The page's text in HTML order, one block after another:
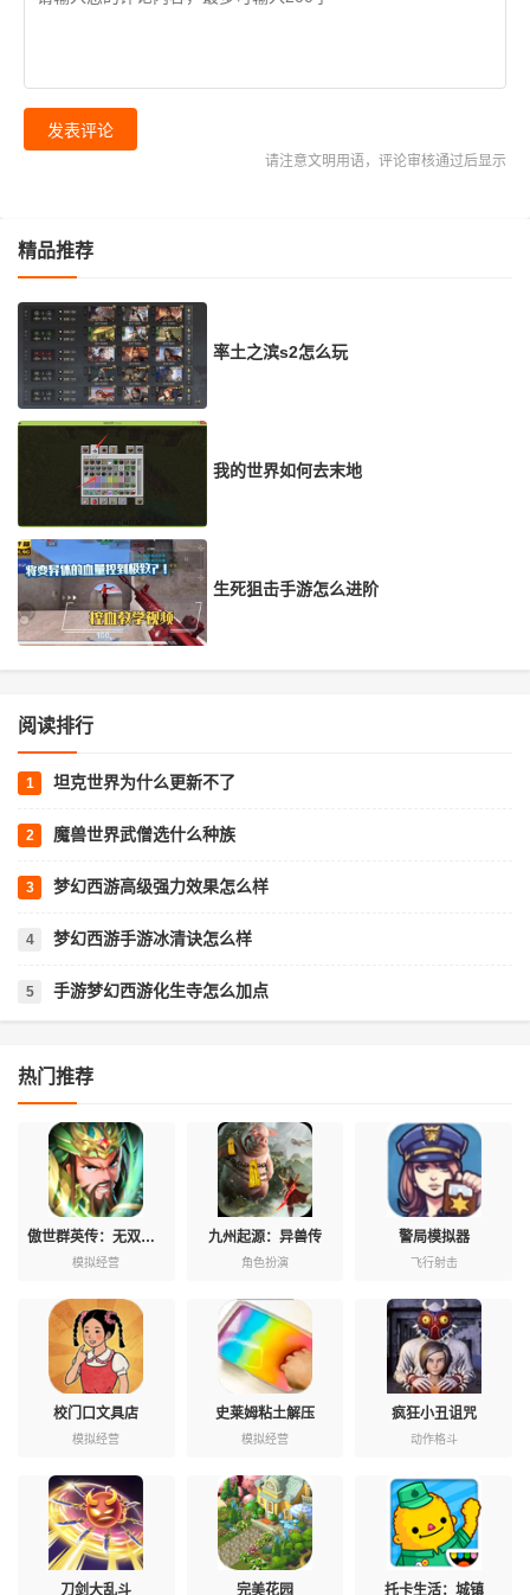
发表评论
请注意文明用语，评论审核通过后显示
精品推荐
率土之滨s2怎么玩
我的世界如何去末地
生死狙击手游怎么进阶
阅读排行
坦克世界为什么更新不了
魔兽世界武僧选什么种族
梦幻西游高级强力效果怎么样
梦幻西游手游冰清诀怎么样
手游梦幻西游化生寺怎么加点
热门推荐
傲世群英传：无双乱斗
模拟经营
九州起源：异兽传
角色扮演
警局模拟器
飞行射击
校门口文具店
模拟经营
史莱姆粘土解压
模拟经营
疯狂小丑诅咒
动作格斗
刀剑大乱斗 完美花园 托卡生活：城镇